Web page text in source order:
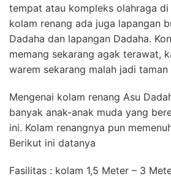
tempat atau kompleks olahraga di
kolam renang ada juga lapangan
Dadaha dan lapangan Dadaha.
memang sekarang agak terawat,
warem sekarang malah jadi taman
Mengenai kolam renang Asu
banyak anak-anak muda yang
ini. Kolam renangnya pun
Berikut ini datanya
Fasilitas : kolam 1,5 Meter – 3